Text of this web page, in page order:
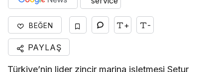
BEĞEN + -
PAYLAŞ
Türkiye’nin lider zincir marina işletmesi Setur